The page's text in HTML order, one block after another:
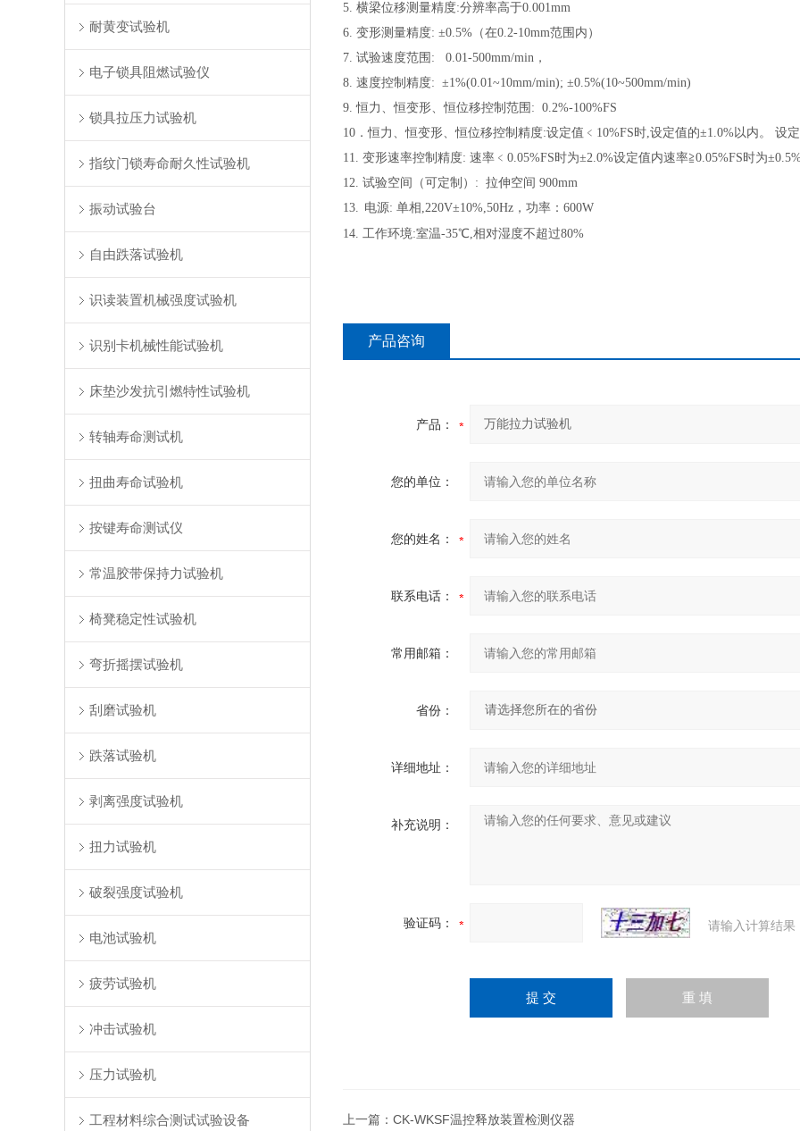
耐黄变试验机
电子锁具阻燃试验仪
锁具拉压力试验机
指纹门锁寿命耐久性试验机
振动试验台
自由跌落试验机
识读装置机械强度试验机
识别卡机械性能试验机
床垫沙发抗引燃特性试验机
转轴寿命测试机
扭曲寿命试验机
按键寿命测试仪
常温胶带保持力试验机
椅凳稳定性试验机
弯折摇摆试验机
刮磨试验机
跌落试验机
剥离强度试验机
扭力试验机
破裂强度试验机
电池试验机
疲劳试验机
冲击试验机
压力试验机
工程材料综合测试试验设备
5. 横梁位移测量精度:分辨率高于0.001mm
6. 变形测量精度: ±0.5%（在0.2-10mm范围内）
7. 试验速度范围: 0.01-500mm/min，
8. 速度控制精度: ±1%(0.01~10mm/min); ±0.5%(10~500mm/min)
9. 恒力、恒变形、恒位移控制范围: 0.2%-100%FS
10．恒力、恒变形、恒位移控制精度:设定值﹤10%FS时,设定值的±1.0%以内。 设
11. 变形速率控制精度: 速率﹤0.05%FS时为±2.0%设定值内速率≧0.05%FS时为
12. 试验空间（可定制）: 拉伸空间 900mm
13. 电源: 单相,220V±10%,50Hz，功率：600W
14. 工作环境:室温-35℃,相对湿度不超过80%
产品咨询
产品：
您的单位：
您的姓名：
联系电话：
常用邮箱：
省份：
详细地址：
补充说明：
验证码： 请输入计算结果
上一篇： CK-WKSF温控释放装置检测仪器